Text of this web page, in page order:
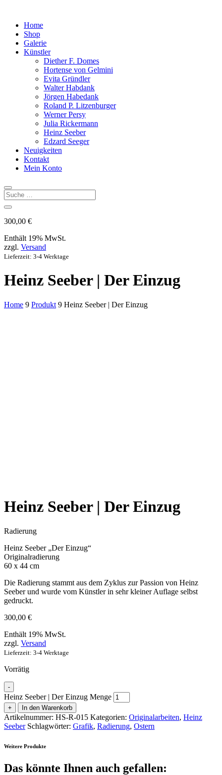
Home
Shop
Galerie
Künstler
Diether F. Domes
Hortense von Gelmini
Evita Gründler
Walter Habdank
Jörgen Habedank
Roland P. Litzenburger
Werner Persy
Julia Rickermann
Heinz Seeber
Edzard Seeger
Neuigkeiten
Kontakt
Mein Konto
300,00 €
Enthält 19% MwSt.
zzgl. Versand
Lieferzeit: 3-4 Werktage
Heinz Seeber | Der Einzug
Home 9 Produkt 9 Heinz Seeber | Der Einzug
Heinz Seeber | Der Einzug
Radierung
Heinz Seeber „Der Einzug“
Originalradierung
60 x 44 cm
Die Radierung stammt aus dem Zyklus zur Passion von Heinz
Seeber und wurde vom Künstler in sehr kleiner Auflage selbst
gedruckt.
300,00 €
Enthält 19% MwSt.
zzgl. Versand
Lieferzeit: 3-4 Werktage
Vorrätig
-
Heinz Seeber | Der Einzug Menge
+ In den Warenkorb
Artikelnummer: HS-R-015 Kategorien: Originalarbeiten, Heinz
Seeber Schlagwörter: Grafik, Radierung, Ostern
Weitere Produkte
Das könnte Ihnen auch gefallen: